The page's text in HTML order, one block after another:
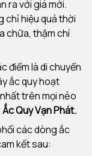
ra với giá mới.
chỉ hiệu quả thời
chữa, thậm chí
điểm là di chuyển
ắc quy hoạt
trên mọi nẻo
Ắc Quy Vạn Phát.
các dòng ắc
kết sau: